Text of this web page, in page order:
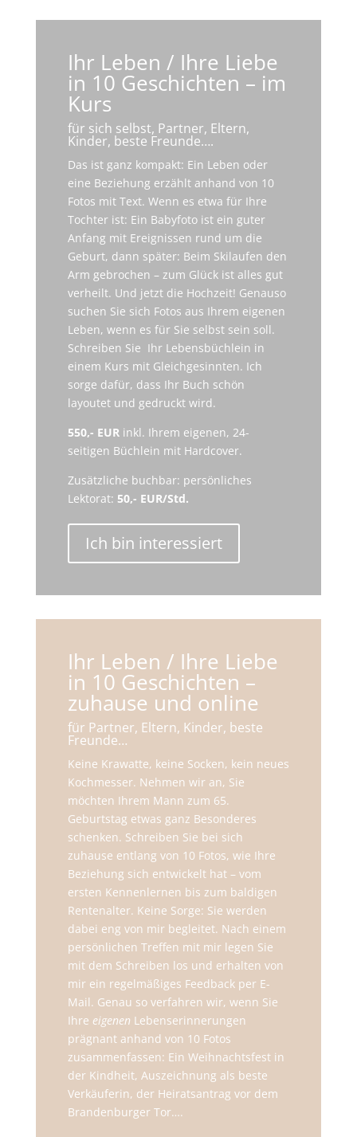
Ihr Leben / Ihre Liebe
in 10 Geschichten – im
Kurs
für sich selbst, Partner, Eltern,
Kinder, beste Freunde….
Das ist ganz kompakt: Ein Leben oder
eine Beziehung erzählt anhand von 10
Fotos mit Text. Wenn es etwa für Ihre
Tochter ist: Ein Babyfoto ist ein guter
Anfang mit Ereignissen rund um die
Geburt, dann später: Beim Skilaufen den
Arm gebrochen – zum Glück ist alles gut
verheilt. Und jetzt die Hochzeit! Genauso
suchen Sie sich Fotos aus Ihrem eigenen
Leben, wenn es für Sie selbst sein soll.
Schreiben Sie Ihr Lebensbüchlein in
einem Kurs mit Gleichgesinnten. Ich
sorge dafür, dass Ihr Buch schön
layoutet und gedruckt wird.
550,- EUR inkl. Ihrem eigenen, 24-
seitigen Büchlein mit Hardcover.
Zusätzliche buchbar: persönliches
Lektorat: 50,- EUR/Std.
Ich bin interessiert
Ihr Leben / Ihre Liebe
in 10 Geschichten –
zuhause und online
für Partner, Eltern, Kinder, beste
Freunde…
Keine Krawatte, keine Socken, kein neues
Kochmesser. Nehmen wir an, Sie
möchten Ihrem Mann zum 65.
Geburtstag etwas ganz Besonderes
schenken. Schreiben Sie bei sich
zuhause entlang von 10 Fotos, wie Ihre
Beziehung sich entwickelt hat – vom
ersten Kennenlernen bis zum baldigen
Rentenalter. Keine Sorge: Sie werden
dabei eng von mir begleitet. Nach einem
persönlichen Treffen mit mir legen Sie
mit dem Schreiben los und erhalten von
mir ein regelmäßiges Feedback per E-
Mail. Genau so verfahren wir, wenn Sie
Ihre eigenen Lebenserinnerungen
prägnant anhand von 10 Fotos
zusammenfassen: Ein Weihnachtsfest in
der Kindheit, Auszeichnung als beste
Verkäuferin, der Heiratsantrag vor dem
Brandenburger Tor….